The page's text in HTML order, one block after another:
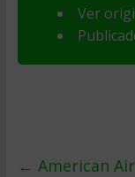
Ver
← American